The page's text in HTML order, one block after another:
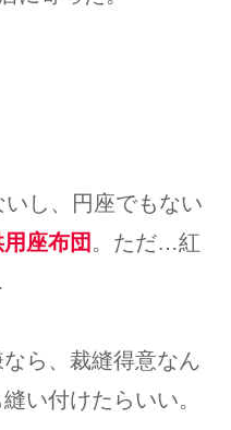
し、円座でもない
座布団 。ただ…紅
ら、裁縫得意なん
い付けたらいい。